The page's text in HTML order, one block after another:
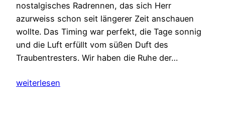
nostalgisches Radrennen, das sich Herr
azurweiss schon seit längerer Zeit anschauen
wollte. Das Timing war perfekt, die Tage sonnig
und die Luft erfüllt vom süßen Duft des
Traubentresters. Wir haben die Ruhe der…
weiterlesen